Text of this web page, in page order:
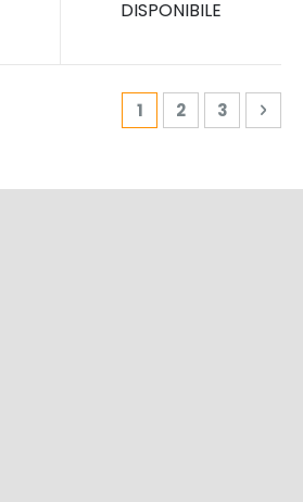
DISPONIBILE
Pagina
Attualmente stai
1 Pagina
2 Pagina
3